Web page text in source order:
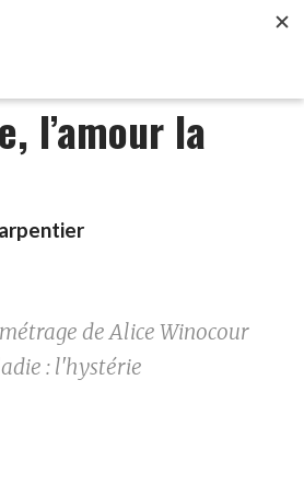
l’amour la
de Alice Winocour
: l'hystérie